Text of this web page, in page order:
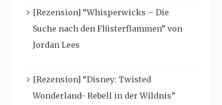
[Rezension] “Whisperwicks – Die
Suche nach den Flüsterflammen” von
Jordan Lees
[Rezension] “Disney: Twisted
Wonderland- Rebell in der Wildnis”